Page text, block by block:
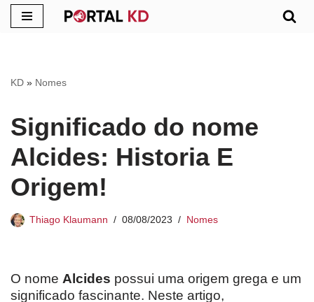
conteúdo
KD » Nomes
Significado do nome
Alcides: Historia E
Origem!
Thiago Klaumann 08/08/2023 Nomes
O nome Alcides possui uma origem grega e um
significado fascinante. Neste artigo,